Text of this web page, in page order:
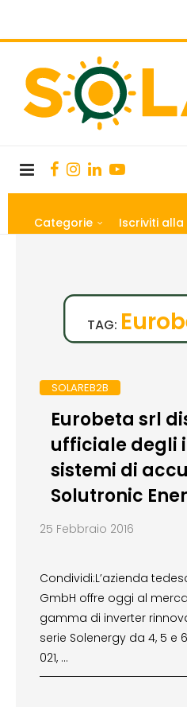
Categorie Iscriviti
TAG:
SOLAREB2B
Eurobeta srl
ufficiale degli
sistemi di
Solutronic
25 Febbraio 2016
Condividi:L’azienda
GmbH offre oggi al
gamma di inverter
serie Solenergy da 4, 5 e
021, …